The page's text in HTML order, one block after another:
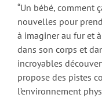
“Un bébé, comment
nouvelles pour
à imaginer au fur et
dans son corps et
incroyables
propose des pistes
l’environnement